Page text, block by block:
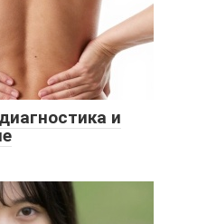
и